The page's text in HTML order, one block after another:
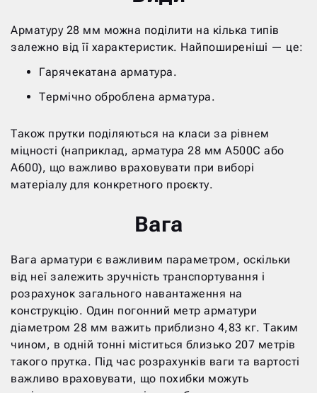
Арматуру 28 мм можна поділити на кілька типів
залежно від її характеристик. Найпоширеніші — це:
Гарячекатана арматура.
Термічно оброблена арматура.
Також прутки поділяються на класи за рівнем
міцності (наприклад, арматура 28 мм А500С або
А600), що важливо враховувати при виборі
матеріалу для конкретного проєкту.
Вага
Вага арматури є важливим параметром, оскільки
від неї залежить зручність транспортування і
розрахунок загального навантаження на
конструкцію. Один погонний метр арматури
діаметром 28 мм важить приблизно 4,83 кг. Таким
чином, в одній тонні міститься близько 207 метрів
такого прутка. Під час розрахунків ваги та вартості
важливо враховувати, що похибки можуть